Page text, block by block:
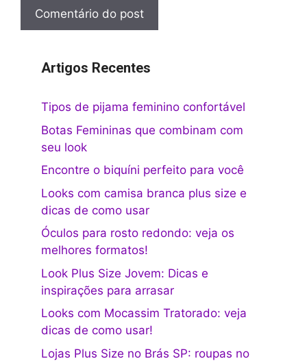
Artigos Recentes
Tipos de pijama feminino confortável
Botas Femininas que combinam com
seu look
Encontre o biquíni perfeito para você
Looks com camisa branca plus size e
dicas de como usar
Óculos para rosto redondo: veja os
melhores formatos!
Look Plus Size Jovem: Dicas e
inspirações para arrasar
Looks com Mocassim Tratorado: veja
dicas de como usar!
Lojas Plus Size no Brás SP: roupas no